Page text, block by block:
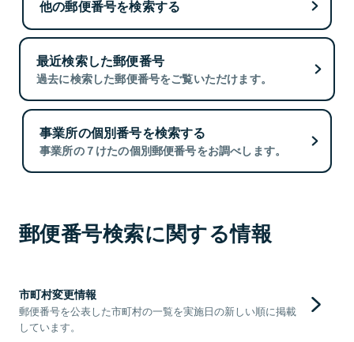
他の郵便番号を検索する
最近検索した郵便番号
過去に検索した郵便番号をご覧いただけます。
事業所の個別番号を検索する
事業所の７けたの個別郵便番号をお調べします。
郵便番号検索に関する情報
市町村変更情報
郵便番号を公表した市町村の一覧を実施日の新しい順に掲載
しています。